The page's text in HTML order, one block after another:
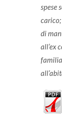
spese
carico;
di
all’ex